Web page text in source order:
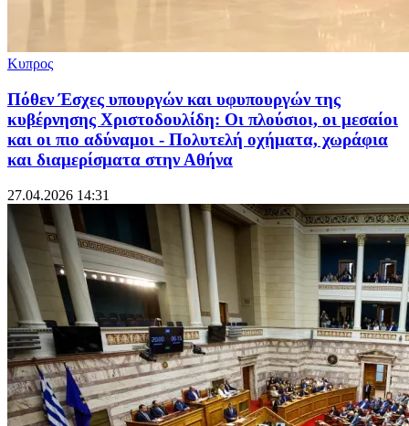
Κυπρος
Πόθεν Έσχες υπουργών και υφυπουργών της
κυβέρνησης Χριστοδουλίδη: Οι πλούσιοι, οι μεσαίοι
και οι πιο αδύναμοι - Πολυτελή οχήματα, χωράφια
και διαμερίσματα στην Αθήνα
27.04.2026 14:31